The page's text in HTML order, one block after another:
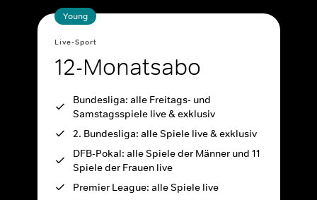
Young
Live-Sport
12-Monatsabo
Bundesliga: alle Freitags- und
Samstagsspiele live & exklusiv
2. Bundesliga: alle Spiele live & exklusiv
DFB-Pokal: alle Spiele der Männer und 11
Spiele der Frauen live
Premier League: alle Spiele live